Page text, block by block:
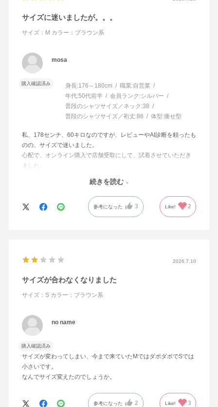
サイズに迷いましたが。。。
サイズ：M カラー：ブラウン系
mosa
購入確認済み 身長:176～180cm 職業:自営業
年代:50代前半 会員ランク:シルバー
普段のシャツサイズ／ネック:38
普段のシャツサイズ／裄丈:86 体型:痩せ型
私、178センチ、60キロなのですが、レビューやAI診断を頼ったも
のの、サイズで迷いました。
心配で、オンライン購入で店舗受取にして、試着させていただき
ました。
店舗ではご丁寧に対応いただき、商品の着心地も良く、大変満足
続きを読む
参考になった 3 Like! 2
2026.7.10
サイズが合わなくなりました
サイズ：S カラー：ブラウン系
no name
購入確認済み
サイズが変わってしまい、今まで来ていたMではダボダボでSでは
小さいです。
なんでサイズ変えたのでしょうか。
参考になった 2 Like! 3